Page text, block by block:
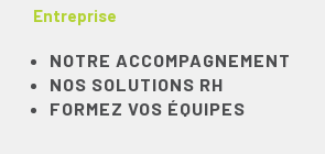
Entreprise
NOTRE ACCOMPAGNEMENT
NOS SOLUTIONS RH
FORMEZ VOS ÉQUIPES